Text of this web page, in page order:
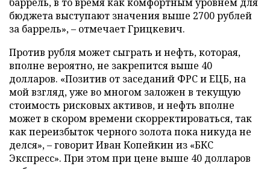
бюджета выступают значения выше 2700 рублей
за баррель», – отмечает Грицкевич.
Против рубля может сыграть и нефть, которая,
вполне вероятно, не закрепится выше 40
долларов. «Позитив от заседаний ФРС и ЕЦБ, на
мой взгляд, уже во многом заложен в текущую
стоимость рисковых активов, и нефть вполне
может в скором времени скорректироваться, так
как переизбыток черного золота пока никуда не
делся», – говорит Иван Копейкин из «БКС
Экспресс». При этом при цене выше 40 долларов